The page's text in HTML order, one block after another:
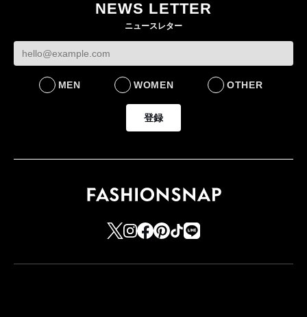
NEWS LETTER
ニュースレター
MEN WOMEN OTHER
登録